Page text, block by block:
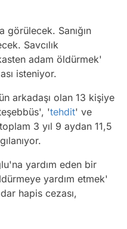
görülecek. Sanığın
Savcılık
adam öldürmek'
isteniyor.
arkadaşı olan 13 kişiye
'tehdit' ve
3 yıl 9 aydan 11,5
yardım eden bir
yardım etmek'
hapis cezası,